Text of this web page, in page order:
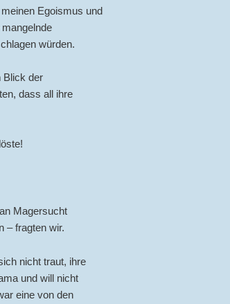
Egoismus und
würden.
Blick der
dass all ihre
Magersucht
– fragten wir.
nicht traut, ihre
und will nicht
eine von den